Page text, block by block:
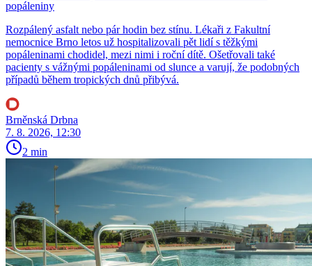
popáleniny
Rozpálený asfalt nebo pár hodin bez stínu. Lékaři z Fakultní
nemocnice Brno letos už hospitalizovali pět lidí s těžkými
popáleninami chodidel, mezi nimi i roční dítě. Ošetřovali také
pacienty s vážnými popáleninami od slunce a varují, že podobných
případů během tropických dnů přibývá.
Brněnská Drbna
7. 8. 2026, 12:30
2 min